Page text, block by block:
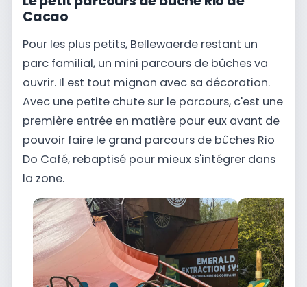
Cacao
Pour les plus petits, Bellewaerde restant un
parc familial, un mini parcours de bûches va
ouvrir. Il est tout mignon avec sa décoration.
Avec une petite chute sur le parcours, c'est une
première entrée en matière pour eux avant de
pouvoir faire le grand parcours de bûches Rio
Do Café, rebaptisé pour mieux s'intégrer dans
la zone.